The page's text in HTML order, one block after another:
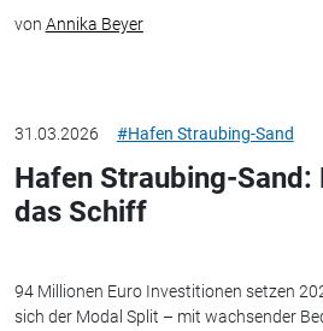
von Annika Beyer
31.03.2026 #Hafen Straubing-Sand
Hafen Straubing-
das Schiff
94 Millionen Euro Investitionen setzen
sich der Modal Split – mit wachsender